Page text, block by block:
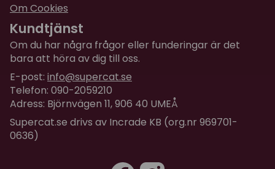
Om Cookies
Kundtjänst
Om du har några frågor eller funderingar är det
bara att höra av dig till oss.
E-post: info@supercat.se
Telefon: 090-2059210
Adress: Björnvägen 11, 906 40 UMEÅ
Supercat.se drivs av Incrade KB (org.nr 969701-
0636)